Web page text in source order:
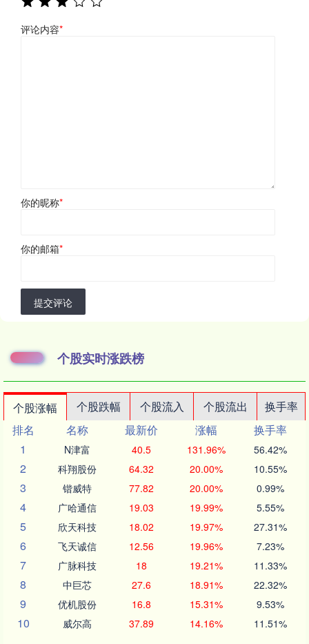
评论内容*
你的昵称*
你的邮箱*
提交评论
个股实时涨跌榜
个股涨幅 个股跌幅 个股流入 个股流出
换手率
排名
名称 最新价 涨幅
换手率
1
N津富 40.5 131.96% 56.42%
2 科翔股份 64.32 20.00% 10.55%
3 锴威特 77.82 20.00% 0.99%
4 广哈通信 19.03 19.99% 5.55%
5 欣天科技 18.02 19.97% 27.31%
6 飞天诚信 12.56 19.96% 7.23%
7 广脉科技 18 19.21% 11.33%
8 中巨芯 27.6 18.91% 22.32%
9 优机股份 16.8 15.31% 9.53%
10 威尔高 37.89 14.16% 11.51%